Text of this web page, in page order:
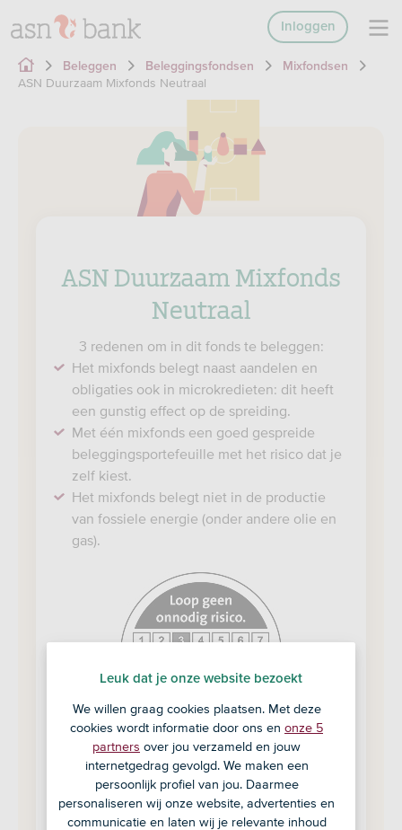
Inloggen
Beleggen Beleggingsfondsen Mixfondsen
ASN Duurzaam Mixfonds Neutraal
ASN Duurzaam Mixfonds
Neutraal
3 redenen om in dit fonds te beleggen:
Het mixfonds belegt naast aandelen en
obligaties ook in microkredieten: dit heeft
een gunstig effect op de spreiding.
Met één mixfonds een goed gespreide
beleggingsportefeuille met het risico dat je
zelf kiest.
Het mixfonds belegt niet in de productie
van fossiele energie (onder andere olie en
gas).
https://www.afm.nl/nl-
nl/sector/themas/dienstverlening-
aan-
consumenten/informatieverstrekking/
Koers 06-08-2026 € 69,06
Beleg in dit fonds
Leuk dat je onze website bezoekt
We willen graag cookies plaatsen. Met deze
cookies wordt informatie door ons en onze 5
partners over jou verzameld en jouw
internetgedrag gevolgd. We maken een
persoonlijk profiel van jou. Daarmee
personaliseren wij onze website, advertenties en
communicatie en laten wij je relevante inhoud